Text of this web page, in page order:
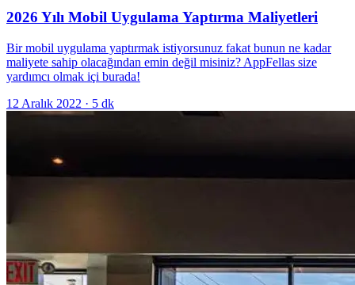
2026 Yılı Mobil Uygulama Yaptırma Maliyetleri
Bir mobil uygulama yaptırmak istiyorsunuz fakat bunun ne kadar
maliyete sahip olacağından emin değil misiniz? AppFellas size
yardımcı olmak içi burada!
12 Aralık 2022 · 5 dk